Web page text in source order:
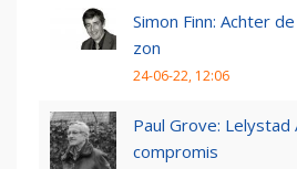
Simon Finn: Achter
zon
24-06-22, 12:06
Paul Grove:
compromis